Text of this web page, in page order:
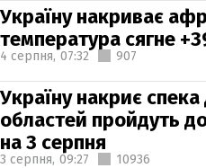
Україну накриває
температура сягне
4 серпня, 07:32 907
Україну накриє
областей пройдуть
на 3 серпня
3 серпня, 09:27 10936